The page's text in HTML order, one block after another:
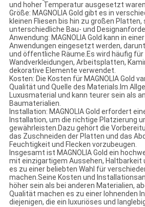
und hoher Temperatur ausgesetzt
Größe: MAGNOLIA Gold gibt es in
kleinen Fliesen bis hin zu großen
unterschiedliche Bau- und
Anwendung: MAGNOLIA Gold kann in
Anwendungen eingesetzt werden,
und öffentliche Räume.Es wird häufig für
Wandverkleidungen, Arbeitsplatten,
dekorative Elemente verwendet.
Kosten: Die Kosten für MAGNOLIA Gold
Qualität und Quelle des Materials.Im
Luxusmaterial und kann teurer sein als
Baumaterialien.
Installation: MAGNOLIA Gold erfordert
Installation, um die richtige Platzierung
gewährleisten.Dazu gehört die
das Zuschneiden der Platten und das
Feuchtigkeit und Flecken vorzubeugen.
Insgesamt ist MAGNOLIA Gold ein
mit einzigartigem Aussehen, Haltbarkeit
es zu einer beliebten Wahl für
machen.Seine Kosten und
höher sein als bei anderen Materialien,
Qualität machen es zu einer lohnenden
diejenigen, die ein luxuriöses und